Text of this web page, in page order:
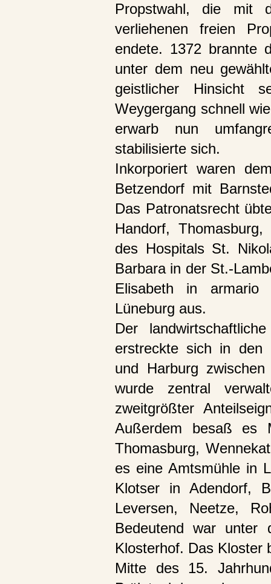
Propstwahl, die mit
verliehenen freien
endete. 1372 brannte
unter dem neu
geistlicher Hinsicht
Weygergang schnell
erwarb nun
stabilisierte sich.
Inkorporiert waren
Betzendorf mit
Das Patronatsrecht
Handorf,
des Hospitals St.
Barbara in der St.-
Elisabeth in armario
Lüneburg aus.
Der
erstreckte sich in den
und Harburg
wurde zentral
zweitgrößter
Außerdem besaß es
Thomasburg,
es eine Amtsmühle in
Klotser in Adendorf,
Leversen, Neetze,
Bedeutend war unter
Klosterhof. Das Kloster
Mitte des 15.